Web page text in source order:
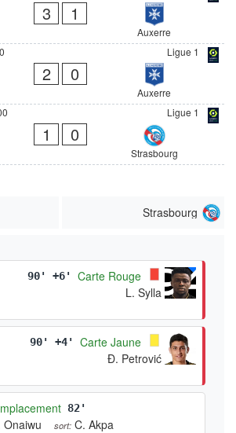
3 1
Auxerre
Ligue 1
2 0
Auxerre
Ligue 1
1 0
Strasbourg
Strasbourg
90' +6'
Carte Rouge
L. Sylla
90' +4'
Carte Jaune
Đ. Petrović
82'
Onaiwu sort: C. Akpa